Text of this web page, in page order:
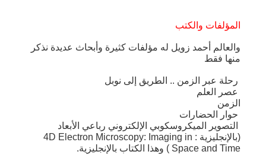
المؤلفات والكتب
والعالم أحمد زويل له مؤلفات كثيرة وأبحاث عديدة نذكر
منها فقط
رحلة عبر الزمن .. الطريق إلى نوبل
عصر العلم
الزمن
حوار الحضارات
التصوير الميكروسكوبي الإلكتروني رباعي الأبعاد
(بالإنجليزية : 4D Electron Microscopy: Imaging in
Space and Time ) وهذا الكتاب بالإنجليزية.